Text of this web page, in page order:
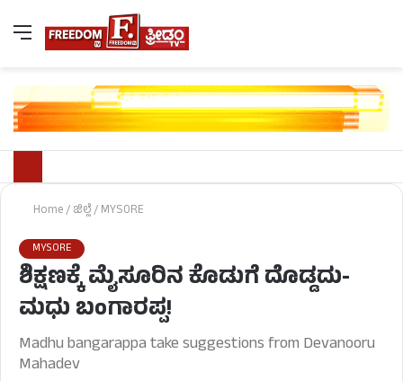
Home/ಜಿಲ್ಲೆ/MYSORE
MYSORE
ಶಿಕ್ಷಣಕ್ಕೆ ಮೈಸೂರಿನ ಕೊಡುಗೆ ದೊಡ್ಡದು-
ಮಧು ಬಂಗಾರಪ್ಪ!
Madhu bangarappa take suggestions from Devanooru
Mahadev